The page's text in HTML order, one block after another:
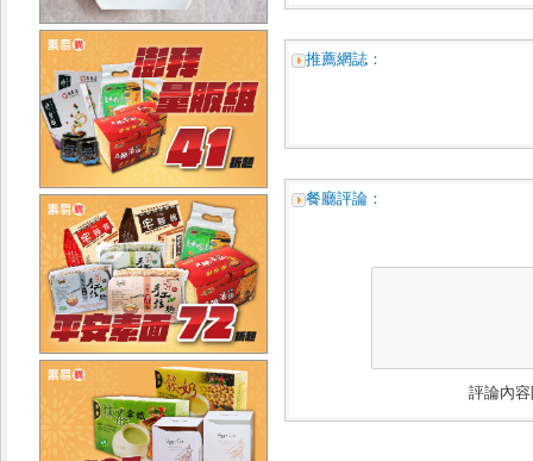
推薦網誌：
餐廳評論：
評論內